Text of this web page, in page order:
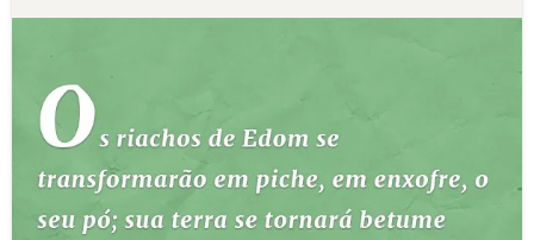
ESTUDOS BÍBLICOS
ESBOÇOS DE PREGAÇÃO
TEMAS